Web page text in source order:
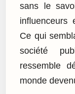
sans le
influenceurs
Ce qui
société
ressemble
monde